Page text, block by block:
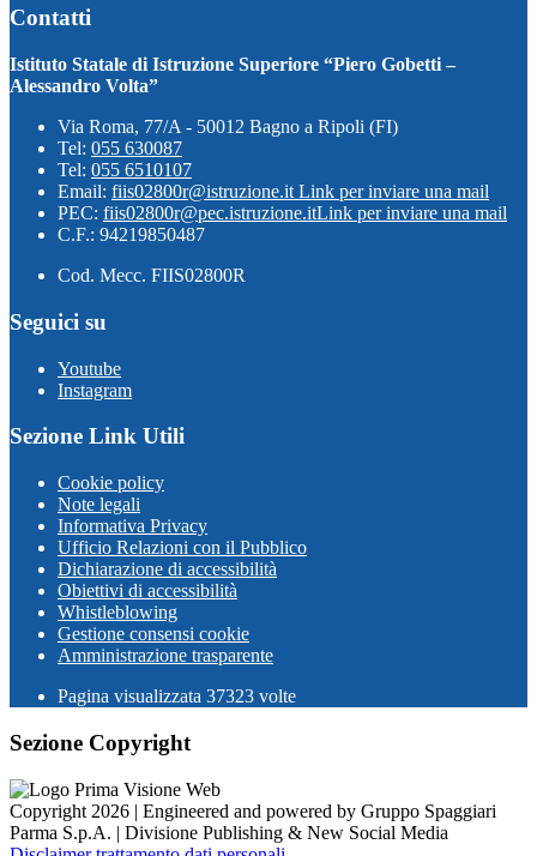
Contatti
Istituto Statale di Istruzione Superiore “Piero Gobetti –
Alessandro Volta”
Via Roma, 77/A - 50012 Bagno a Ripoli (FI)
Tel: 055 630087
Tel: 055 6510107
Email: fiis02800r@istruzione.it Link per inviare una mail
PEC: fiis02800r@pec.istruzione.itLink per inviare una mail
C.F.: 94219850487
Cod. Mecc. FIIS02800R
Seguici su
Youtube
Instagram
Sezione Link Utili
Cookie policy
Note legali
Informativa Privacy
Ufficio Relazioni con il Pubblico
Dichiarazione di accessibilità
Obiettivi di accessibilità
Whistleblowing
Gestione consensi cookie
Amministrazione trasparente
Pagina visualizzata 37323 volte
Sezione Copyright
Copyright 2026 | Engineered and powered by Gruppo Spaggiari
Parma S.p.A. | Divisione Publishing & New Social Media